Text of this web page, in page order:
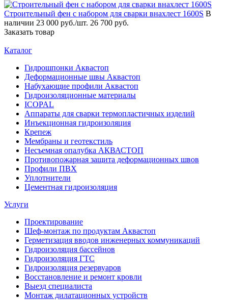
Строительный фен с набором для сварки внахлест 1600S В
наличии 23 000 руб./шт. 26 700 руб.
Заказать товар
Каталог
Гидрошпонки Аквастоп
Деформационные швы Аквастоп
Набухающие профили Аквастоп
Гидроизоляционные материалы
ICOPAL
Аппараты для сварки термопластичных изделий
Инъекционная гидроизоляция
Крепеж
Мембраны и геотекстиль
Несъемная опалубка АКВАСТОП
Противопожарная защита деформационных швов
Профили ПВХ
Уплотнители
Цементная гидроизоляция
Услуги
Проектирование
Шеф-монтаж по продуктам Аквастоп
Герметизация вводов инженерных коммуникаций
Гидроизоляция бассейнов
Гидроизоляция ГТС
Гидроизоляция резервуаров
Восстановление и ремонт кровли
Выезд специалиста
Монтаж дилатационных устройств